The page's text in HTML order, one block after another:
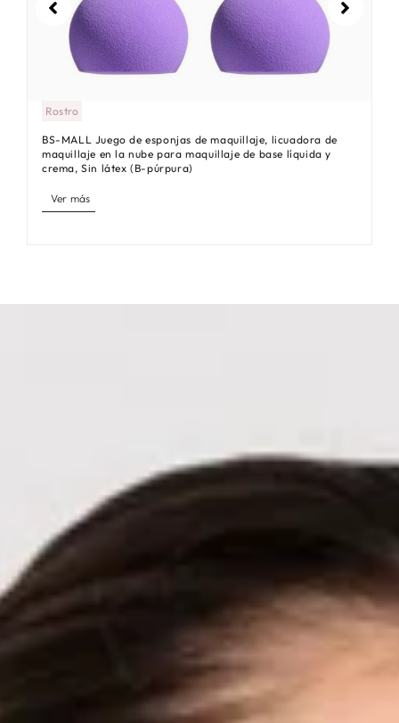
Rostro
BS-MALL Juego de esponjas de maquillaje, licuadora de
maquillaje en la nube para maquillaje de base líquida y
crema, Sin látex (B-púrpura)
Ver más